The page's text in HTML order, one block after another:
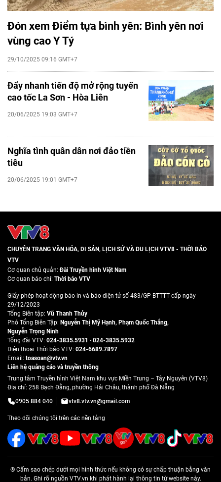
Đón xem Điểm tựa bình yên: Bình yên nơi
vùng cao Y Tý
29/10/2025 09:16 GMT+7
Đẩy nhanh tiến độ mở rộng tuyến
cao tốc La Sơn - Hòa Liên
20/06/2025 19:03 GMT+7
Nghĩa tình quân dân nơi đảo tiền
tiêu
20/06/2025 19:01 GMT+7
CHUYÊN TRANG VĂN HÓA, DI SẢN, LỊCH SỬ VÀ DU LỊCH VTV8 - THỜI BÁO
VTV
Cơ quan chủ quản:Đài Truyền hình Việt Nam
Cơ quan báo chí: Thời báo VTV
Giấy phép hoạt động báo in và báo điện tử số 483/GP-BTTTT cấp ngày
29/12/2023
Tổng Biên tập: Vũ Thanh Thủy
Phó Tổng Biên Tập: Nguyễn Thị Mỹ Hạnh, Phạm Quốc Thắng,
Nguyễn Trọng Ninh
Tổng đài VTV: 024-3835.5931 - 024-3835.5932
Ðiện thoại Thời báo VTV: 024-6689.7897
Email: toasoan@vtv.vn
Liên hệ quảng cáo và truyền thông
Trung tâm Truyền hình Việt Nam khu vực Miền Trung – Tây Nguyên (VTV8)
Địa chỉ: 258 Bạch Đằng, phường Hải Châu, thành phố Đà Nẵng
0905 884 040
vtv8.vtv.vn@gmail.com
Theo dõi chúng tôi trên các nền tảng
® Cấm sao chép dưới mọi hình thức nếu không có sự chấp thuận bằng văn
bản. Ghi rõ nguồn VTV.vn khi phát hành lại thông tin từ website này.